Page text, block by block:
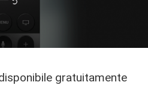
gratuitamente